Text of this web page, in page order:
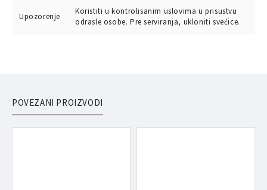
Upozorenje
Koristiti u kontrolisanim uslovima u prisustvu
odrasle osobe. Pre serviranja, ukloniti svećice.
POVEZANI PROIZVODI